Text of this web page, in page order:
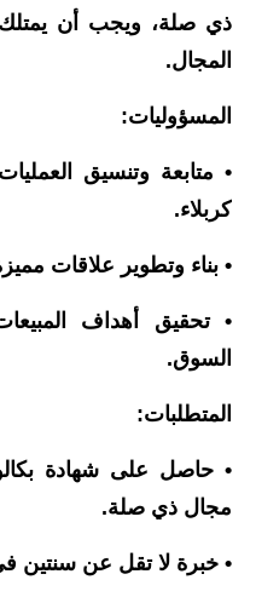
ذي صلة، ويجب أن
المجال.
المسؤوليات:
• متابعة وتنسيق
كربلاء.
• بناء وتطوير علاقات
• تحقيق أهداف
السوق.
المتطلبات:
• حاصل على شهادة
مجال ذي صلة.
• خبرة لا تقل عن سنتين